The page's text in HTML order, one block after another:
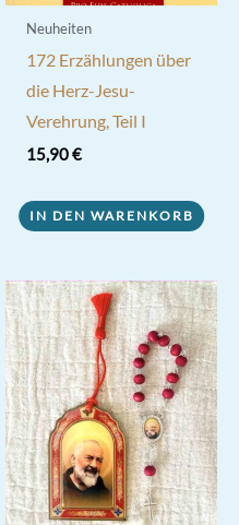
Neuheiten
172 Erzählungen über
die Herz-Jesu-
Verehrung, Teil I
15,90€
IN DEN WARENKORB